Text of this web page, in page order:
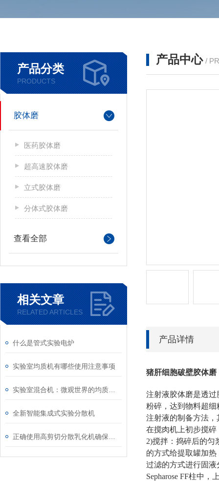
产品分类
PRODUCTS
胶体磨
医药胶体磨
超高速胶体磨
立式胶体磨
分体式胶体磨
查看全部
相关文章
RELATED ARTICLES
什么是管式实验电炉
实验室均质机有哪些使用注意事项
全新智能集成式实验分散机
产品中心 /
产品详情
猪肝细胞破壁胶体磨
注射液胶体磨是透过
粉碎，达到物料超细
注射液的制备方法
在搅肉机上初步搅
2)搅拌：捣碎后的匀
的方式给提取罐加
过滤的方式进行固
Sepharose FF柱中